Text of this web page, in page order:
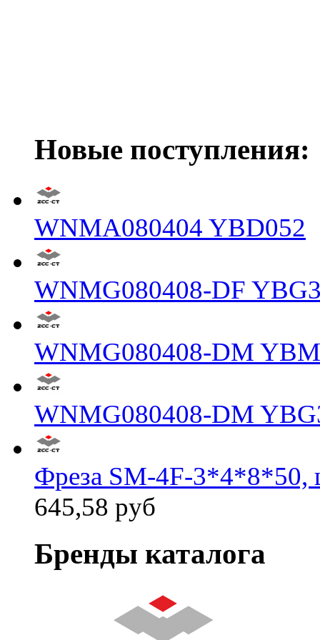
Новые поступления:
WNMA080404 YBD052
WNMG080408-DF
WNMG080408-DM
WNMG080408-DM
Фреза SM-4F-3*4*8*50,
645,58 руб
Бренды каталога